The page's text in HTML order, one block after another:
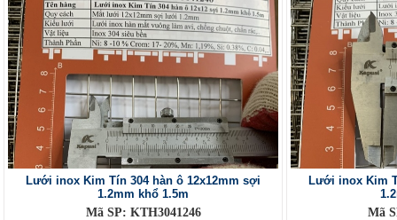
Lưới inox Kim Tín 304 hàn ô 12x12mm sợi
1.2mm khổ 1.5m
Mã SP: KTH3041246
Lưới inox Kim
Mã